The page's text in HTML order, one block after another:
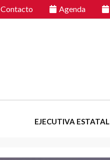
Contacto Agenda
EJECUTIVA ESTATAL